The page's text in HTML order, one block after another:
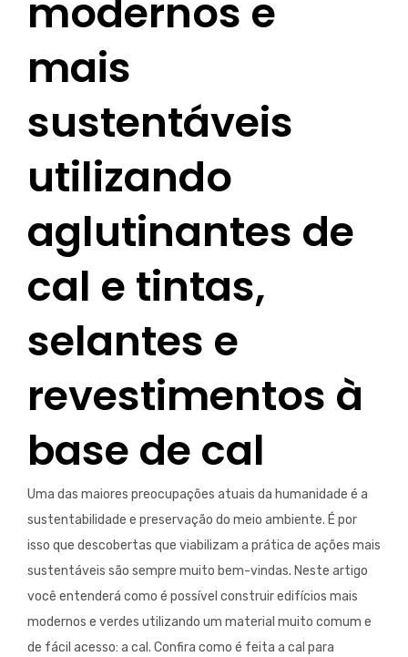
modernos e
mais
sustentáveis
utilizando
aglutinantes de
cal e tintas,
selantes e
revestimentos à
base de cal
Uma das maiores preocupações atuais da humanidade é a
sustentabilidade e preservação do meio ambiente. É por
isso que descobertas que viabilizam a prática de ações mais
sustentáveis são sempre muito bem-vindas. Neste artigo
você entenderá como é possível construir edifícios mais
modernos e verdes utilizando um material muito comum e
de fácil acesso: a cal. Confira como é feita a cal para